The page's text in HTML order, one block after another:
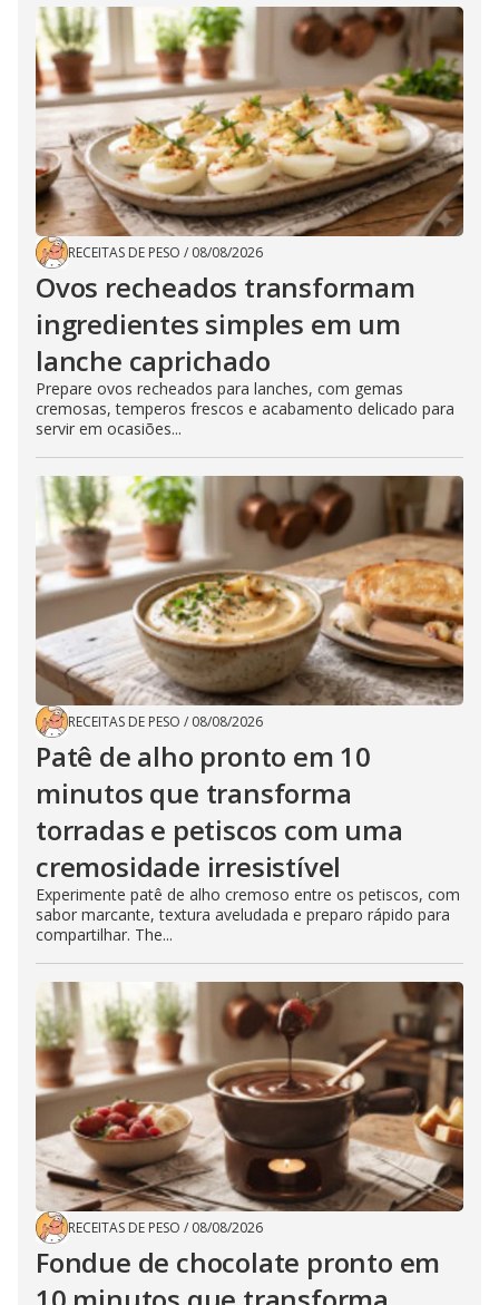
RECEITAS DE PESO / 08/08/2026
Ovos recheados transformam
ingredientes simples em um
lanche caprichado
Prepare ovos recheados para lanches, com gemas
cremosas, temperos frescos e acabamento delicado para
servir em ocasiões...
RECEITAS DE PESO / 08/08/2026
Patê de alho pronto em 10
minutos que transforma
torradas e petiscos com uma
cremosidade irresistível
Experimente patê de alho cremoso entre os petiscos, com
sabor marcante, textura aveludada e preparo rápido para
compartilhar. The...
RECEITAS DE PESO / 08/08/2026
Fondue de chocolate pronto em